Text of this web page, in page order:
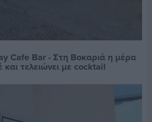
Cafe Bar - Στη Βοκαριά η μέρα
και τελειώνει με cocktail